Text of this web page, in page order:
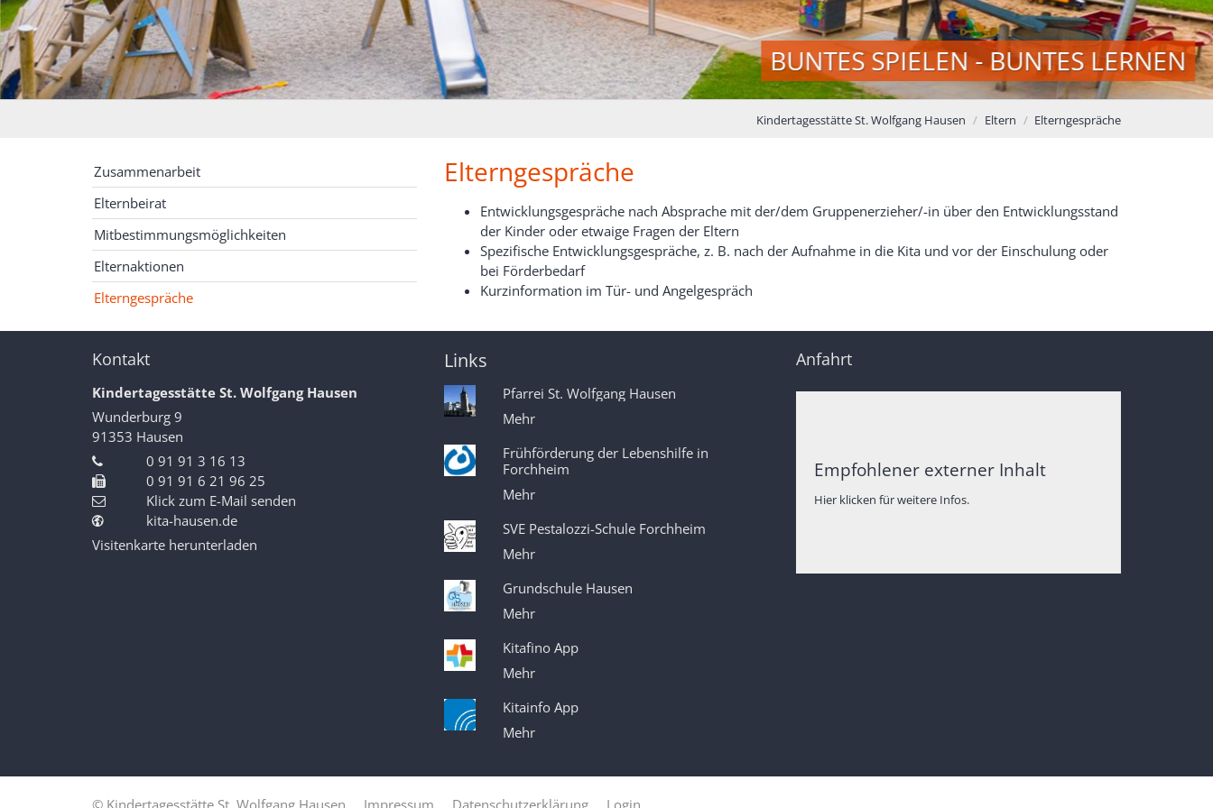
BUNTES SPIELEN - BUNTES LERNEN
Kindertagesstätte St. Wolfgang Hausen Eltern Elterngespräche
Elterngespräche
Entwicklungsgespräche nach Absprache mit der/dem Gruppenerzieher/-in über den Entwicklungsstand
der Kinder oder etwaige Fragen der Eltern
Spezifische Entwicklungsgespräche, z. B. nach der Aufnahme in die Kita und vor der Einschulung oder
bei Förderbedarf
Kurzinformation im Tür- und Angelgespräch
Zusammenarbeit
Elternbeirat
Mitbestimmungsmöglichkeiten
Elternaktionen
Elterngespräche
Kontakt
Kindertagesstätte St. Wolfgang Hausen
Wunderburg 9
91353 Hausen
0 91 91 3 16 13
0 91 91 6 21 96 25
Klick zum E-Mail senden
kita-hausen.de
Visitenkarte herunterladen
Links
Pfarrei St. Wolfgang Hausen
Mehr
Frühförderung der Lebenshilfe in
Forchheim
Mehr
SVE Pestalozzi-Schule Forchheim
Mehr
Grundschule Hausen
Mehr
Kitafino App
Mehr
Kitainfo App
Mehr
Anfahrt
Empfohlener externer Inhalt
Hier klicken für weitere Infos.
© Kindertagesstätte St. Wolfgang Hausen Impressum Datenschutzerklärung Login